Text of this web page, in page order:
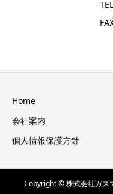
Home
会社案内
個人情報保護方針
Copyright © 株式会社ガス